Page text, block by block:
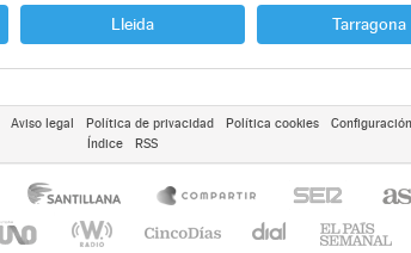
Lleida Tarragona
Aviso legal Política de privacidad Política cookies
Índice
RSS